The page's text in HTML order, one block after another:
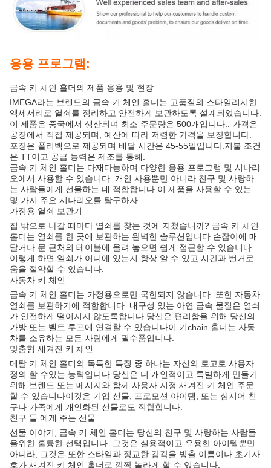
응용 프로그램:
금속 키 체인 홀더의 제품 응용 및 현장
IMEGA라는 브랜드의 금속 키 체인 홀더는 고품질의 스타일리시한
액세서리로 열쇠를 정리하고 안전하게 보관하도록 설계되었습니다.
이 제품은 중국에서 생산되며 최소 주문량은 500개입니다.. 가격은
공장에서 직접 제공되며, 예산에 따라 저렴한 가격을 보장합니다.
포장은 폴리백으로 제공되며 배달 시간은 45-55일입니다.지불 조건
은 TT이고 공급 능력은 제조를 통해.
금속 키 체인 홀더는 다재다능하며 다양한 응용 프로그램 및 시나리
오에서 사용할 수 있습니다. 개인 사용뿐만 아니라 친구 및 사랑하
는 사람들에게 선물하는 데 적합합니다.이 제품을 사용할 수 있는
몇 가지 주요 시나리오를 탐구하자.
가정용 열쇠 보관기
집 밖으로 나갈 때마다 열쇠를 찾는 것에 지쳤습니까? 금속 키 체인
홀더는 열쇠를 한 곳에 보관하는 완벽한 솔루션입니다.손잡이에 매
달거나 문 근처의 테이블에 올려 놓으면 쉽게 접근할 수 있습니다.
이렇게 하면 열쇠가 어디에 있는지 항상 알 수 있고 시간과 번거로
움을 절약할 수 있습니다.
자동차 키 체인
금속 키 체인 홀더는 가정용으로만 국한되지 않습니다. 또한 자동차
열쇠를 보관하기에 적합합니다. 내구성 있는 아연 금속 물질은 열쇠
가 안전하게 떨어지지 않도록합니다.당신은 편리함을 위해 당신의
가방 또는 벨트 루프에 연결할 수 있습니다이 키chain 홀더는 자동
차를 소유하는 모든 사람에게 필수품입니다.
맞춤형 새겨진 키 체인
메탈 키 체인 홀더의 독특한 특징 중 하나는 자신의 로고로 사용자
정의 할 수있는 능력입니다.당신은 더 개인적이고 특별하게 만들기
위해 브랜드 또는 메시지와 함께 사용자 지정 새겨진 키 체인 주문
할 수 있습니다이것은 기업 선물, 프로모션 아이템, 또는 심지어 친
구나 가족에게 개인화된 선물로도 적합합니다.
친구 들 에게 주는 선물
선물 이야기, 금속 키 체인 홀더는 당신의 친구 및 사랑하는 사람들
을위한 훌륭한 선택입니다. 그것은 실용적이고 유용한 아이템뿐만
아니라, 그것은 또한 스타일과 정교한 감각을 방출.이름이나 초기자
호가 새겨진 키 체인 홀더로 깜짝 놀라게 할 수 있습니다.